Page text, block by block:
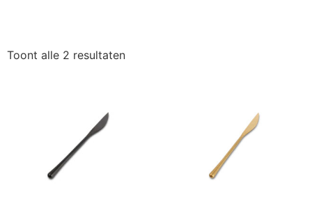
Toont alle 2 resultaten